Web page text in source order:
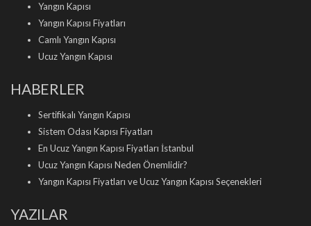
Yangın Kapısı
Yangın Kapısı Fiyatları
Camlı Yangın Kapısı
Ucuz Yangın Kapısı
HABERLER
Sertifikalı Yangın Kapısı
Sistem Odası Kapısı Fiyatları
En Ucuz Yangın Kapısı Fiyatları İstanbul
Ucuz Yangın Kapısı Neden Önemlidir?
Yangın Kapısı Fiyatları ve Ucuz Yangın Kapısı Seçenekleri
YAZILAR